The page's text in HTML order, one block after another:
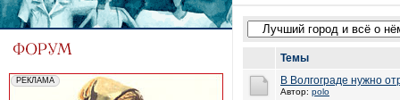
Темы
В Волгограде нужно
Автор: polo